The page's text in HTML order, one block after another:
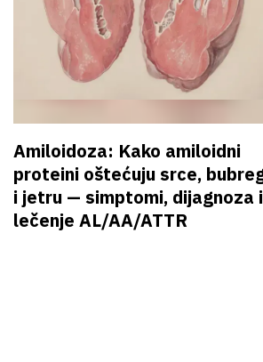
Amiloidoza: Kako amiloidni
proteini oštećuju srce,
i jetru — simptomi, dijagnoza i
lečenje AL/AA/ATTR